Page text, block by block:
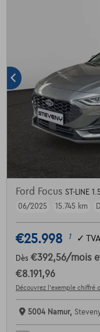
Ford Focus ST-LINE
06/2025
15.745 km
€25.998 1 ✓
Dès €392,56/mois
€8.191,96
Découvrez l’exemple chiffré
5004 Namur,